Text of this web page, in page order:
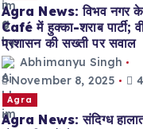
Agra News: विभव नगर
Café में हुक्का-शराब पार्टी;
प्रशासन की सख्ती पर सवाल
Abhimanyu Singh
November 8, 2025
Agra
Agra News: संदिग्ध